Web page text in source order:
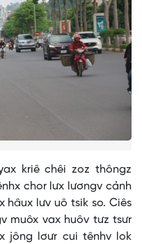
kriê chêi zoz thôngz
chor lưx lươngv cảnh
hâux lưv uô tsik so. Ciês
muôx vax huôv tưz tsưr
jông lơưr cui tênhv lok